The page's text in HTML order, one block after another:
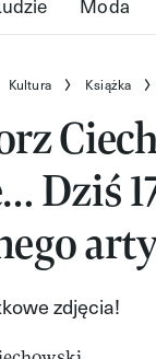
Kultura Książka
Dziś
zdjęcia!